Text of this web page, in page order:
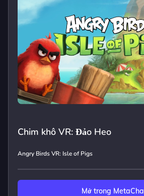
Chim khô VR: Đảo Heo
Angry Birds VR: Isle of Pigs
Mở trong MetaCha